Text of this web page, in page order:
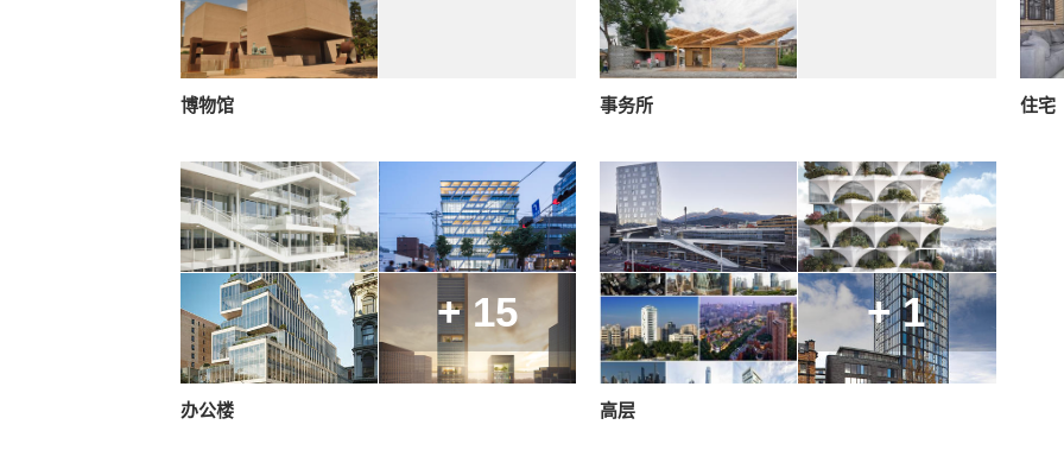
博物馆 事务所 住宅
+ 15
办公楼
+ 1
高层